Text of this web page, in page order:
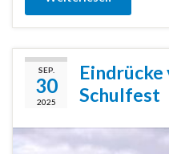
SEP.
30
2025
Eindrücke
Schulfest